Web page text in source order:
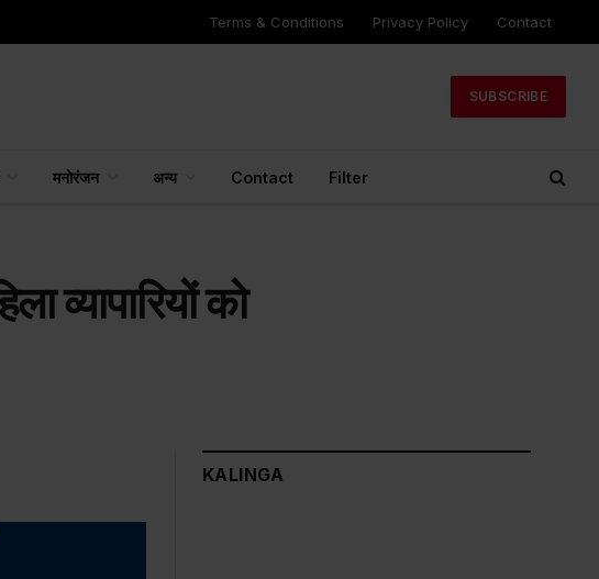
Terms & Conditions Privacy Policy Contact
SUBSCRIBE
मनोरंजन अन्य Contact Filter
व्यापारियों को
KALINGA